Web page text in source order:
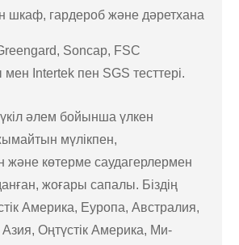
шкаф, гардероб және дәретхана
Soncap, FSC
Intertek пен SGS тесттері.
әлем бойынша үлкен
мүлікпен,
және көтерме саудагерлермен
жоғары сапалы. Біздің
Америка, Еуропа, Австралия,
Оңтүстік Америка, Ми-